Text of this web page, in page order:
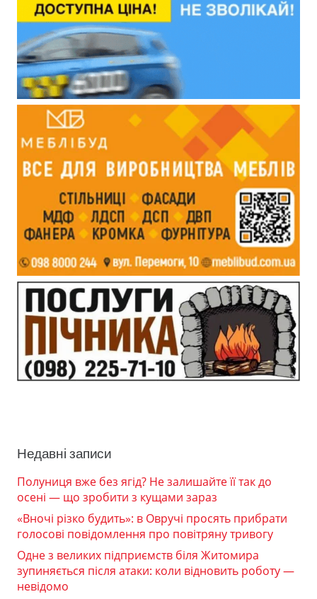
Недавні записи
Полуниця вже без ягід? Не залишайте її так до
осені — що зробити з кущами зараз
«Вночі різко будить»: в Овручі просять прибрати
голосові повідомлення про повітряну тривогу
Одне з великих підприємств біля Житомира
зупиняється після атаки: коли відновить роботу —
невідомо